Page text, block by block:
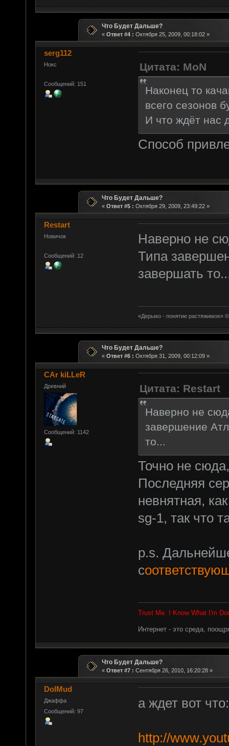
Что Будет Дальше?
« Ответ #4 : Октября 25, 2009, 00:18:02 »
serg112
Нокс
Сообщений: 151
Цитата: MoN
Наконец то
всего сезонов
И что ждёт нас
Способ
Что Будет Дальше?
« Ответ #5 : Октября 29, 2009, 23:49:22 »
Restart
Новичок
Сообщений: 12
Наверно не
Типа
завершать
«Дерьмо - понятие растяжимое»
Что Будет Дальше?
« Ответ #6 : Октября 31, 2009, 00:12:09 »
CAr kiLLeR
Древний
Сообщений: 1142
Цитата: Restart
Наверно не
завершение
то...
Точно не
Последняя
невнятная,
sg-1, так что
p.s.
с
Trust Me. I Know What I'm
Интернет - это среда,
Что Будет Дальше?
« Ответ #7 : Сентября 26, 2010, 16:20:28 »
DolMud
Джаффа
Сообщений: 97
а ждет вот что:
http://